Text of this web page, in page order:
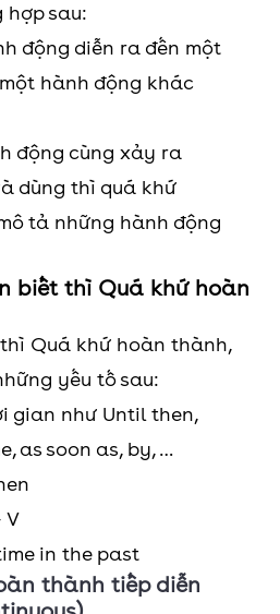
+ V3/ed?
lời:
+ had
+ not
Where/Why/What/How
S + V3 + O?
sau:
động diễn ra đến một
hành động khác
động cùng xảy ra
dùng thì quá khứ
tả những hành động
biết thì Quá khứ hoàn
Quá khứ hoàn thành,
yếu tố sau:
gian như Until then,
as soon as, by, …
V
in the past
thành tiếp diễn